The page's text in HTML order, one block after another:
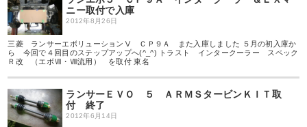
ニー取付で入庫
2012年8月26日
三菱 ランサーエボリューションⅤ ＣＰ９Ａ また入庫しました ５月の初入庫か
ら 今回で４回目のステップアップへ(^_^) トラスト インタークーラー スペック
Ｒ改 （エボⅦ・Ⅷ流用） を取付 東名
ランサーＥＶＯ ５ ＡＲＭＳタービンＫＩＴ取
付 終了
2012年6月14日